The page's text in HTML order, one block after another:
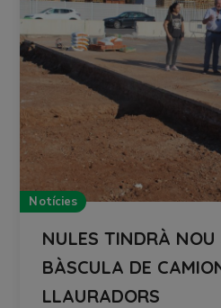
Notícies
NULES TINDRÀ NOU
BÀSCULA DE
LLAURADORS